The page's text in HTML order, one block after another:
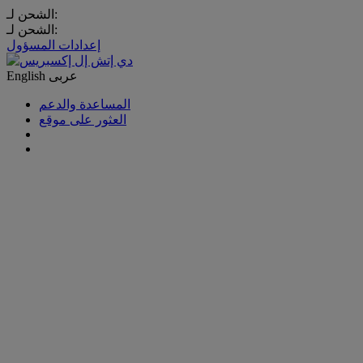
الشحن لـ:
الشحن لـ:
إعدادات المسؤول
English عربى
المساعدة والدعم
العثور على موقع